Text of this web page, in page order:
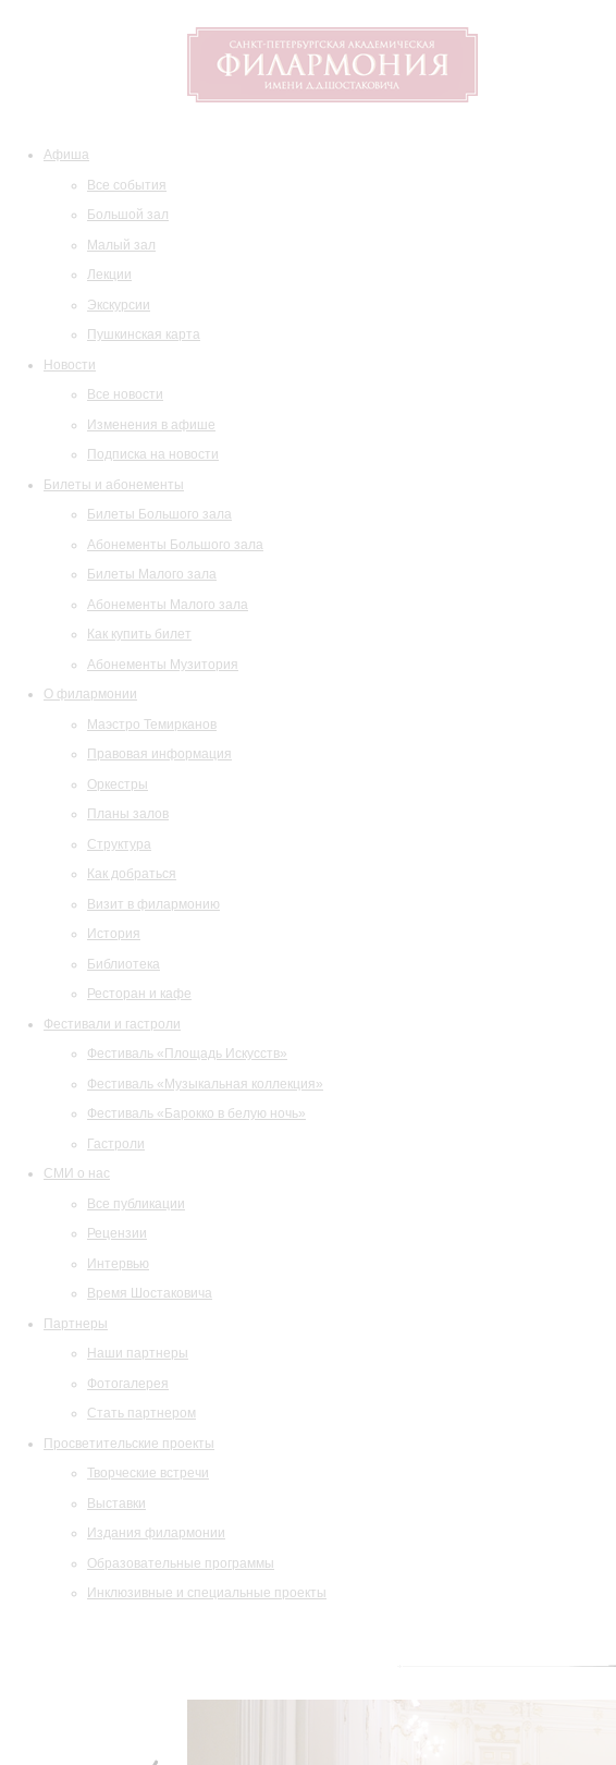
Афиша
Все события
Большой зал
Малый зал
Лекции
Экскурсии
Пушкинская карта
Новости
Все новости
Изменения в афише
Подписка на новости
Билеты и абонементы
Билеты Большого зала
Абонементы Большого зала
Билеты Малого зала
Абонементы Малого зала
Как купить билет
Абонементы Музитория
О филармонии
Маэстро Темирканов
Правовая информация
Оркестры
Планы залов
Структура
Как добраться
Визит в филармонию
История
Библиотека
Ресторан и кафе
Фестивали и гастроли
Фестиваль «Площадь Искусств»
Фестиваль «Музыкальная коллекция»
Фестиваль «Барокко в белую ночь»
Гастроли
СМИ о нас
Все публикации
Рецензии
Интервью
Время Шостаковича
Партнеры
Наши партнеры
Фотогалерея
Стать партнером
Просветительские проекты
Творческие встречи
Выставки
Издания филармонии
Образовательные программы
Инклюзивные и специальные проекты